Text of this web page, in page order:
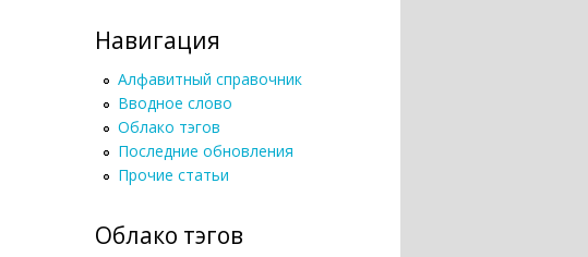
Навигация
Алфавитный справочник
Вводное слово
Облако тэгов
Последние обновления
Прочие статьи
Облако тэгов